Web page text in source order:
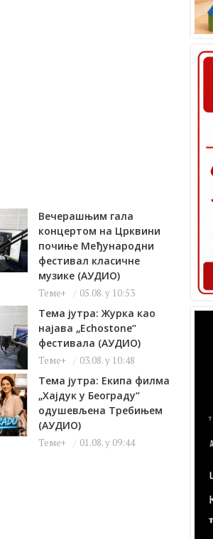
Вечерашњим гала
концертом на Црквини
почиње Међународни
фестивал класичне
музике (АУДИО)
Теме+ 05.08. у 10:53
Тема јутра: Журка као
најава „Echostone“
фестивала (АУДИО)
Теме+ 03.08. у 10:48
Тема јутра: Екипа филма
„Хајдук у Београду“
одушевљена Требињем
(АУДИО)
Теме+ 01.08. у 09:44